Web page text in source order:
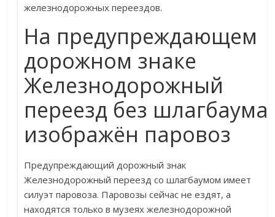
железнодорожных переездов.
На предупреждающем
дорожном знаке
Железнодорожный
переезд без шлагбаума
изображён паровоз
Предупреждающий дорожный знак
Железнодорожный переезд со шлагбаумом имеет
силуэт паровоза. Паровозы сейчас не ездят, а
находятся только в музеях железнодорожной